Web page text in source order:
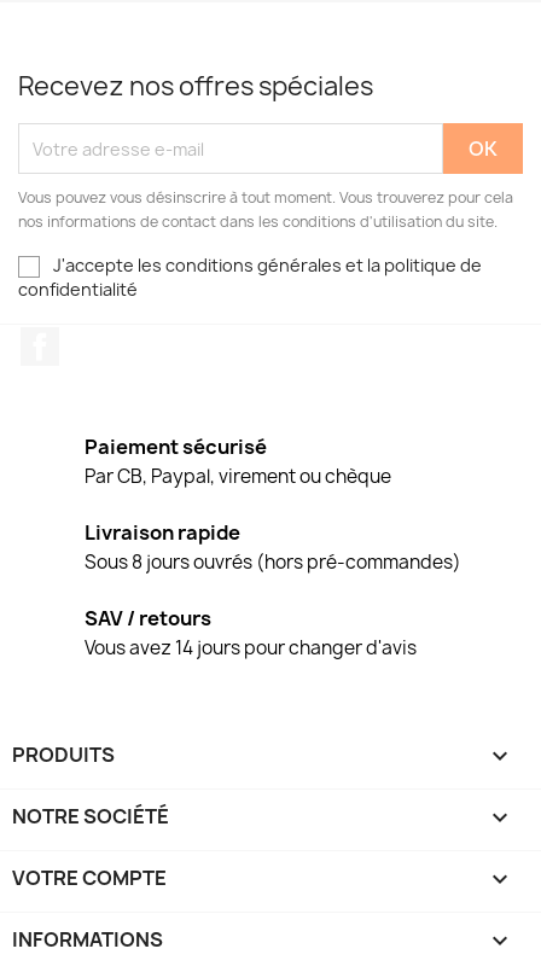
Recevez nos offres spéciales
Vous pouvez vous désinscrire à tout moment. Vous trouverez pour cela
nos informations de contact dans les conditions d'utilisation du site.
J'accepte les conditions générales et la politique de
confidentialité
Paiement sécurisé
Par CB, Paypal, virement ou chèque
Livraison rapide
Sous 8 jours ouvrés (hors pré-commandes)
SAV / retours
Vous avez 14 jours pour changer d'avis
PRODUITS 
NOTRE SOCIÉTÉ 
VOTRE COMPTE 
INFORMATIONS keyboard_arrow_down